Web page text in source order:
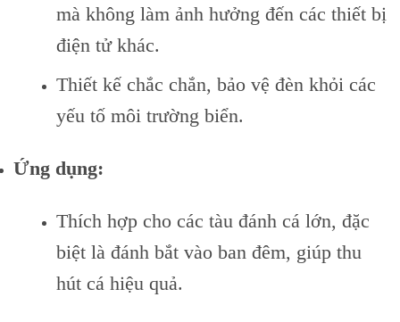
mà không làm ảnh hưởng đến các thiết bị
điện tử khác.
Thiết kế chắc chắn, bảo vệ đèn khỏi các
yếu tố môi trường biển.
Ứng dụng:
Thích hợp cho các tàu đánh cá lớn, đặc
biệt là đánh bắt vào ban đêm, giúp thu
hút cá hiệu quả.